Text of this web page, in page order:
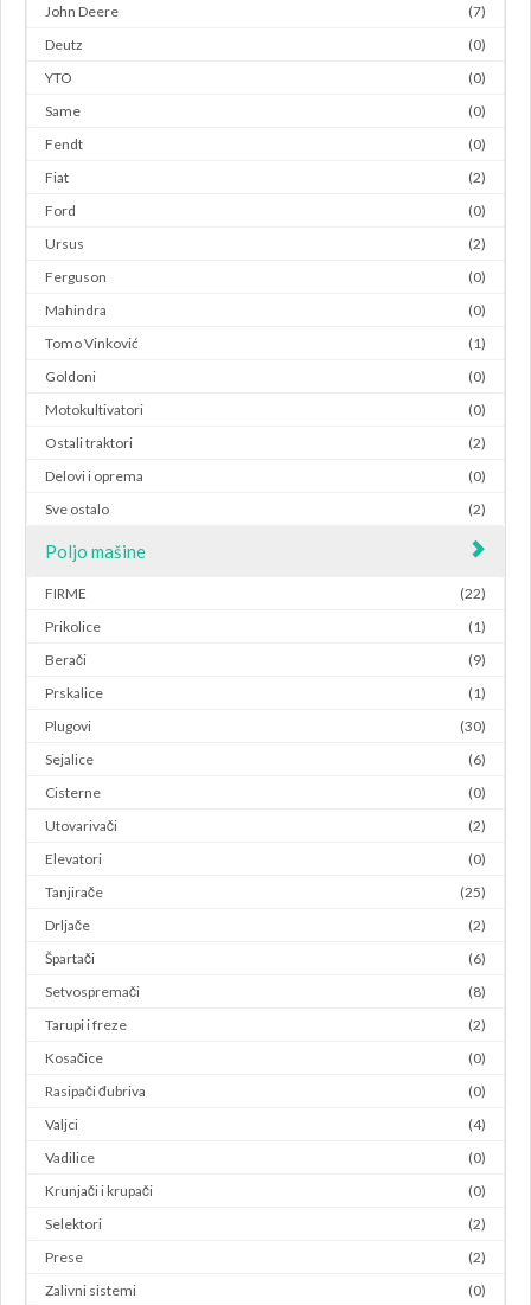
John Deere
(7)
Deutz
(0)
YTO
(0)
Same
(0)
Fendt
(0)
Fiat
(2)
Ford
(0)
Ursus
(2)
Ferguson
(0)
Mahindra
(0)
Tomo Vinković
(1)
Goldoni
(0)
Motokultivatori
(0)
Ostali traktori
(2)
Delovi i oprema
(0)
Sve ostalo
(2)
Poljo mašine
FIRME
(22)
Prikolice
(1)
Berači
(9)
Prskalice
(1)
Plugovi
(30)
Sejalice
(6)
Cisterne
(0)
Utovarivači
(2)
Elevatori
(0)
Tanjirače
(25)
Drljače
(2)
Špartači
(6)
Setvospremači
(8)
Tarupi i freze
(2)
Kosačice
(0)
Rasipači đubriva
(0)
Valjci
(4)
Vadilice
(0)
Krunjači i krupači
(0)
Selektori
(2)
Prese
(2)
Zalivni sistemi
(0)